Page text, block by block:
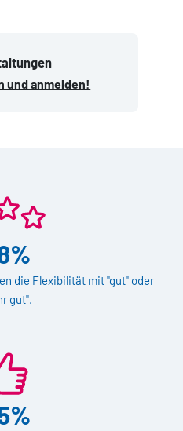
und anmelden!
die Flexibilität mit "gut" oder
gut".